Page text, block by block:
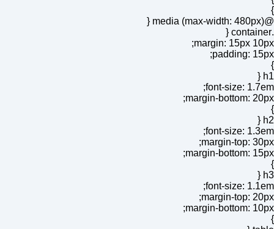
}
@media (max-width: 480px) {
.container {
margin: 15px 10px;
padding: 15px;
}
h1 {
font-size: 1.7em;
margin-bottom: 20px;
}
h2 {
font-size: 1.3em;
margin-top: 30px;
margin-bottom: 15px;
}
h3 {
font-size: 1.1em;
margin-top: 20px;
margin-bottom: 10px;
}